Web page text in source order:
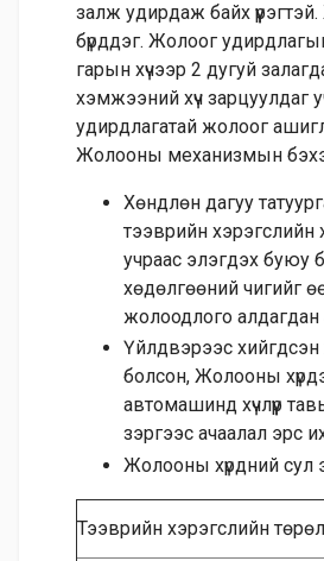
залж удирдаж байх
бүрддэг. Жолоог
гарын хүчээр 2 дугуй
хэмжээний хүч зарцуулдаг
удирдлагатай жолоог
Жолооны механизмын
Хөндлөн дагуу
тээврийн хэрэгслийн
учраас элэгдэх буюу
хөдөлгөөний чигийг
жолоодлого алдагдан
Үйлдвэрээс хийгдсэн
болсон, Жолооны
автомашинд хүчлүүр
зэргээс ачаалал эрс
Жолооны хүрдний сул
Тээврийн хэрэгслийн төрөл